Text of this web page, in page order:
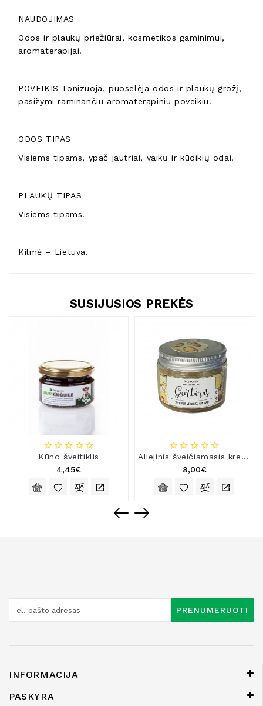
NAUDOJIMAS
Odos ir plaukų priežiūrai, kosmetikos gaminimui,
aromaterapijai.
POVEIKIS Tonizuoja, puoselėja odos ir plaukų grožį,
pasižymi raminančiu aromaterapiniu poveikiu.
ODOS TIPAS
Visiems tipams, ypač jautriai, vaikų ir kūdikių odai.
PLAUKŲ TIPAS
Visiems tipams.
Kilmė – Lietuva.
SUSIJUSIOS PREKĖS
Kūno šveitiklis
4,45€
Aliejinis šveičiamasis kremas su gintaru veidui
8,00€
PRENUMERUOTI
INFORMACIJA
PASKYRA